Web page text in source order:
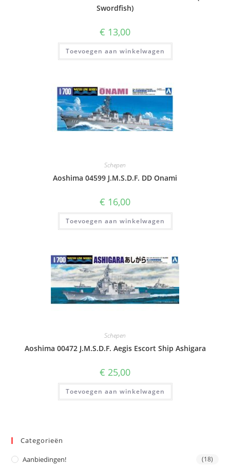
Swordfish)
€ 13,00
Toevoegen aan winkelwagen
Schepen
Aoshima 04599 J.M.S.D.F. DD Onami
€ 16,00
Toevoegen aan winkelwagen
Schepen
Aoshima 00472 J.M.S.D.F. Aegis Escort Ship Ashigara
€ 25,00
Toevoegen aan winkelwagen
Categorieën
Aanbiedingen! (18)